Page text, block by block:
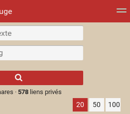
results.
· 578liens privés
20 50 100